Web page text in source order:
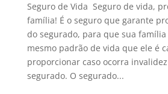
Seguro de Vida Seguro de vida,
família! É o seguro que garante
do segurado, para que sua
mesmo padrão de vida que ele é
proporcionar caso ocorra
segurado. O segurado...